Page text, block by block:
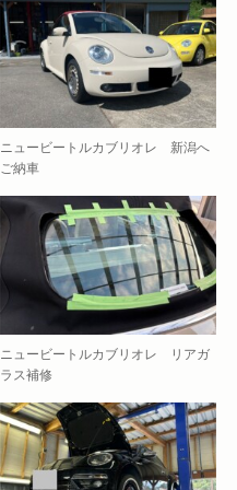
ニュービートルカブリオレ 新潟へ
ご納車
ニュービートルカブリオレ リアガ
ラス補修